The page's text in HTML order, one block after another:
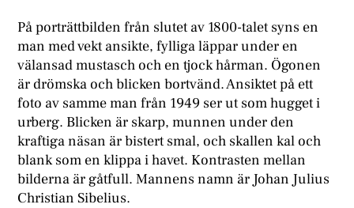
På porträttbilden från slutet av 1800-talet syns en
man med vekt ansikte, fylliga läppar under en
välansad mustasch och en tjock hårman. Ögonen
är drömska och blicken bortvänd. Ansiktet på ett
foto av samme man från 1949 ser ut som hugget i
urberg. Blicken är skarp, munnen under den
kraftiga näsan är bistert smal, och skallen kal och
blank som en klippa i havet. Kontrasten mellan
bilderna är gåtfull. Mannens namn är Johan Julius
Christian Sibelius.